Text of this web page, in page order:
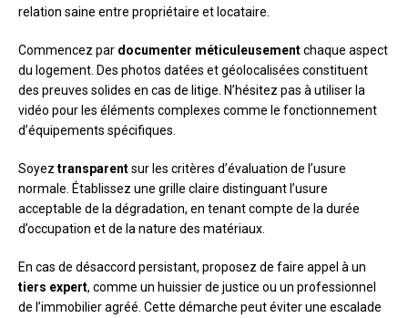
relation saine entre propriétaire et locataire.
Commencez par documenter méticuleusementchaque aspect
du logement. Des photos datées et géolocalisées constituent
des preuves solides en cas de litige. N’hésitez pas à utiliser la
vidéo pour les éléments complexes comme le fonctionnement
d’équipements spécifiques.
Soyez transparentsur les critères d’évaluation de l’usure
normale. Établissez une grille claire distinguant l’usure
acceptable de la dégradation, en tenant compte de la durée
d’occupation et de la nature des matériaux.
En cas de désaccord persistant, proposez de faire appel à un
tiers expert, comme un huissier de justice ou un professionnel
de l’immobilier agréé. Cette démarche peut éviter une escalade